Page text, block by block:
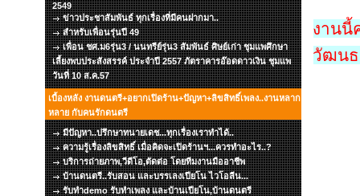
2549
ข่าวประชาสัมพันธ์ ทุกเรื่องที่มีคนฝากมา..
สำหรับเพื่อนรุ่นปี 49
เพื่อน ชศ.ม6รุ่น3 / นนทรีย์รุ่น3 สัมพันธ์ ศิษย์เก่า ชุมแพศึกษา
เลี้ยงพบประสังสรรค์ ประจำปี 2557 ภัตราคารอ๊อดดาวเงิน ชุมแพ
วันที่ 10 ส.ค.57
เบื้องหลัง งานดนตรี+อยากเปิดร้าน+ปัญหา+ลิขสิทธิ์เพลง..งานหลาก
หลาย กับคนรักดนตรี
มีปัญหา..ปรึกษาทนายเดช...ทุกเรื่องเราทำได้..
ความรู้เรื่องลิขสิทธิ์ เมื่อคิดจะเปิดร้านฯ...ควรทำอะไร..?
บริการถ่ายภาพ,วีดีโอ,ตัดต่อ โดยทีมงานมืออาชีพ
บ้านดนตรี..รับสอน และบรรเลงเปียโน ไวโอลีน...
รับทำdemo รับทำเพลง และบ้านเปียโน,บ้านดนตรี
งานนี้
วัฒนธ